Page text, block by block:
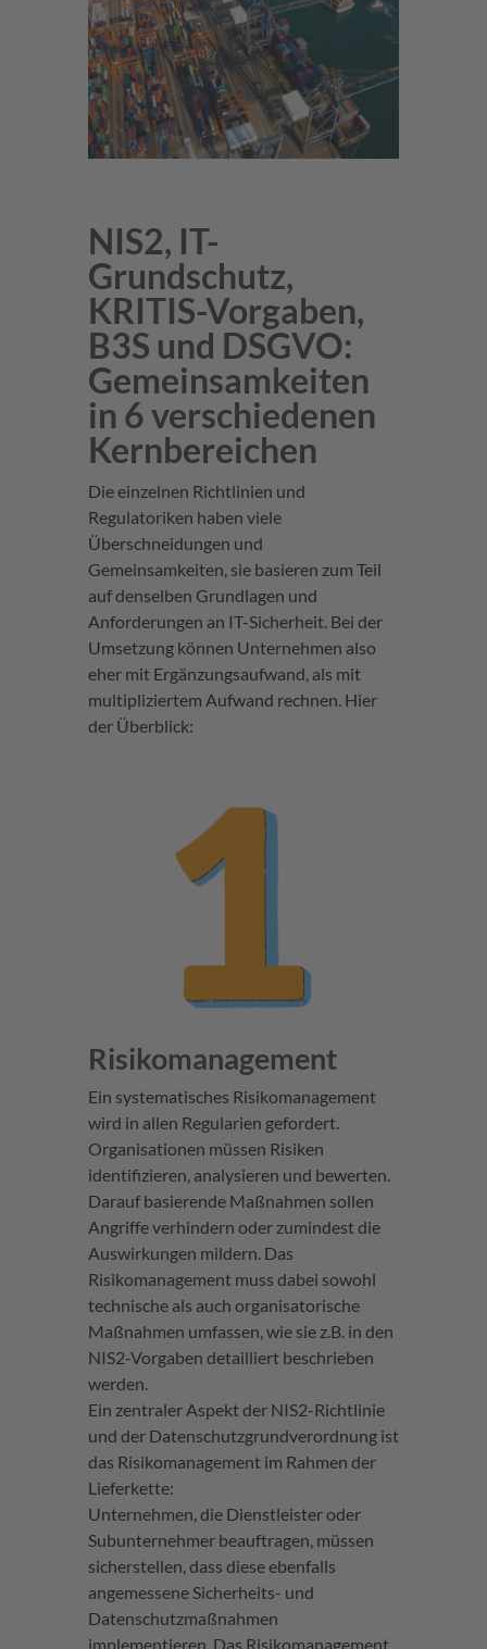
NIS2, IT-
Grundschutz,
KRITIS-Vorgaben,
B3S und DSGVO:
Gemeinsamkeiten
in 6 verschiedenen
Kernbereichen
Die einzelnen Richtlinien und
Regulatoriken haben viele
Überschneidungen und
Gemeinsamkeiten, sie basieren zum Teil
auf denselben Grundlagen und
Anforderungen an IT-Sicherheit. Bei der
Umsetzung können Unternehmen also
eher mit Ergänzungsaufwand, als mit
multipliziertem Aufwand rechnen. Hier
der Überblick:
Risikomanagement
Ein systematisches Risikomanagement
wird in allen Regularien gefordert.
Organisationen müssen Risiken
identifizieren, analysieren und bewerten.
Darauf basierende Maßnahmen sollen
Angriffe verhindern oder zumindest die
Auswirkungen mildern. Das
Risikomanagement muss dabei sowohl
technische als auch organisatorische
Maßnahmen umfassen, wie sie z.B. in den
NIS2-Vorgaben detailliert beschrieben
werden​.
Ein zentraler Aspekt der NIS2-Richtlinie
und der Datenschutzgrundverordnung ist
das Risikomanagement im Rahmen der
Lieferkette:
Unternehmen, die Dienstleister oder
Subunternehmer beauftragen, müssen
sicherstellen, dass diese ebenfalls
angemessene Sicherheits- und
Datenschutzmaßnahmen
implementieren. Das Risikomanagement